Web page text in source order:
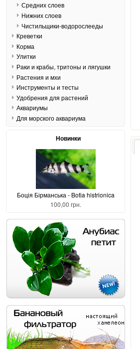
Средних слоев
Нижних слоев
Чистильщики-водорослееды
Креветки
Корма
Улитки
Раки и крабы, тритоны и лягушки
Растения и мхи
Инструменты и тесты
Удобрения для растений
Аквариумы
Для морского аквариума
Новинки
Боція Бірманська - Botia histrionica
100,00 грн.